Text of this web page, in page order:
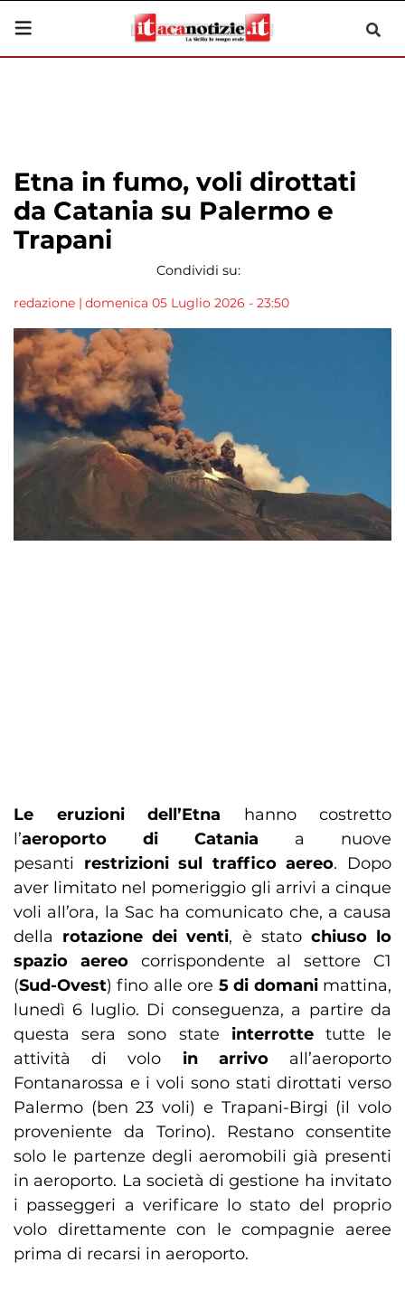
Etna in fumo, voli dirottati
da Catania su Palermo e
Trapani
Condividi su:
redazione | domenica 05 Luglio 2026 - 23:50
Le eruzioni dell’Etna hanno costretto
l’aeroporto di Catania a nuove
pesanti restrizioni sul traffico aereo. Dopo
aver limitato nel pomeriggio gli arrivi a cinque
voli all’ora, la Sac ha comunicato che, a causa
della rotazione dei venti, è stato chiuso lo
spazio aereocorrispondente al settore C1
(Sud-Ovest) fino alle ore 5 di domanimattina,
lunedì 6 luglio. Di conseguenza, a partire da
questa sera sono state interrottetutte le
attività di volo in arrivoall’aeroporto
Fontanarossa e i voli sono stati dirottati verso
Palermo (ben 23 voli) e Trapani-Birgi (il volo
proveniente da Torino). Restano consentite
solo le partenze degli aeromobili già presenti
in aeroporto. La società di gestione ha invitato
i passeggeri a verificare lo stato del proprio
volo direttamente con le compagnie aeree
prima di recarsi in aeroporto.